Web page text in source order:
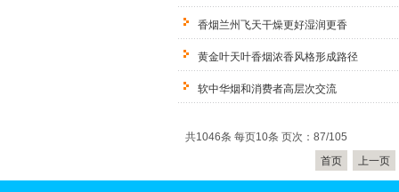
香烟兰州飞天干燥更好湿润更香
黄金叶天叶香烟浓香风格形成路径
软中华烟和消费者高层次交流
共1046条 每页10条 页次：87/105
首页
上一页